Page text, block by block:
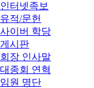
인터넷족보
유적/문헌
사이버 학당
게시판
회장 인사말
대종회 연혁
임원 명단